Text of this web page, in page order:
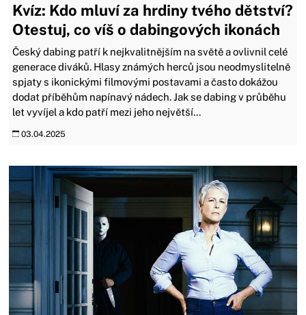
Kvíz: Kdo mluví za hrdiny tvého dětství?
Otestuj, co víš o dabingových ikonách
Český dabing patří k nejkvalitnějším na světě a ovlivnil celé
generace diváků. Hlasy známých herců jsou neodmyslitelně
spjaty s ikonickými filmovými postavami a často dokážou
dodat příběhům napínavý nádech. Jak se dabing v průběhu
let vyvíjel a kdo patří mezi jeho největší...
03.04.2025